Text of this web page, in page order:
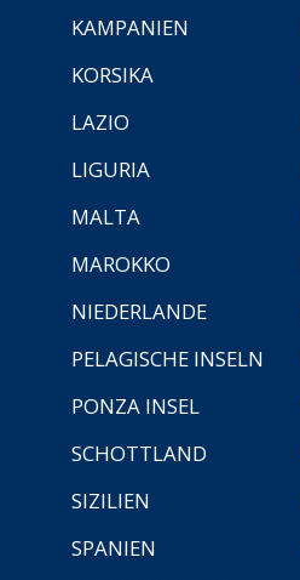
KAMPANIEN
KORSIKA
LAZIO
LIGURIA
MALTA
MAROKKO
NIEDERLANDE
PELAGISCHE INSELN
PONZA INSEL
SCHOTTLAND
SIZILIEN
SPANIEN